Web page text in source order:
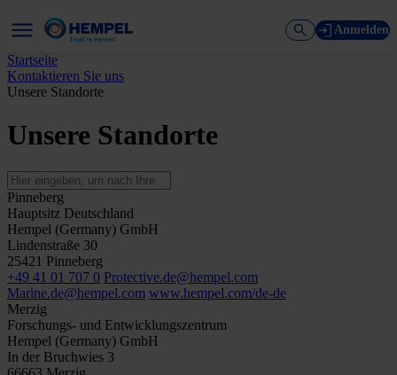
Anmelden
Startseite
Kontaktieren Sie uns
Unsere Standorte
Unsere Standorte
Pinneberg
Hauptsitz Deutschland
Hempel (Germany) GmbH
Lindenstraße 30
25421 Pinneberg
+49 41 01 707 0 Protective.de@hempel.com
Marine.de@hempel.com www.hempel.com/de-de
Merzig
Forschungs- und Entwicklungszentrum
Hempel (Germany) GmbH
In der Bruchwies 3